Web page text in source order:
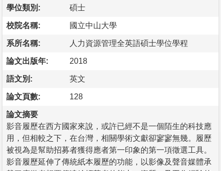
學位類別: 碩士
校院名稱: 國立中山大學
系所名稱: 人力資源管理全英語碩士學位學程
論文出版年: 2018
語文別: 英文
論文頁數: 128
論文摘要
影音履歷在西方國家來說，或許已經不是一個陌生的科技應
用，但相較之下，在台灣，相關學術文獻卻寥寥無幾。履歷
被視為是幫助招募者獲得應者第一印象的第一項徵選工具。
影音履歷延伸了傳統紙本履歷的功能，以影像及聲音媒體承